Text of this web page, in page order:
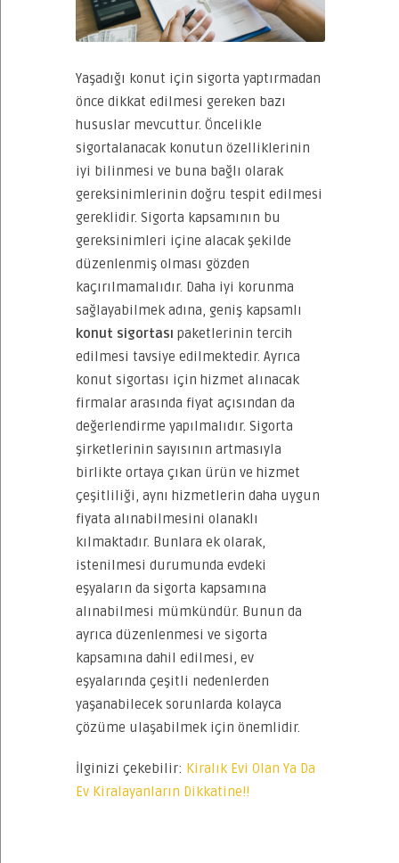
Yaşadığı konut için sigorta yaptırmadan
önce dikkat edilmesi gereken bazı
hususlar mevcuttur. Öncelikle
sigortalanacak konutun özelliklerinin
iyi bilinmesi ve buna bağlı olarak
gereksinimlerinin doğru tespit edilmesi
gereklidir. Sigorta kapsamının bu
gereksinimleri içine alacak şekilde
düzenlenmiş olması gözden
kaçırılmamalıdır. Daha iyi korunma
sağlayabilmek adına, geniş kapsamlı
konut sigortası paketlerinin tercih
edilmesi tavsiye edilmektedir. Ayrıca
konut sigortası için hizmet alınacak
firmalar arasında fiyat açısından da
değerlendirme yapılmalıdır. Sigorta
şirketlerinin sayısının artmasıyla
birlikte ortaya çıkan ürün ve hizmet
çeşitliliği, aynı hizmetlerin daha uygun
fiyata alınabilmesini olanaklı
kılmaktadır. Bunlara ek olarak,
istenilmesi durumunda evdeki
eşyaların da sigorta kapsamına
alınabilmesi mümkündür. Bunun da
ayrıca düzenlenmesi ve sigorta
kapsamına dahil edilmesi, ev
eşyalarında çeşitli nedenlerden
yaşanabilecek sorunlarda kolayca
çözüme ulaşabilmek için önemlidir.
İlginizi çekebilir: Kiralık Evi Olan Ya Da
Ev Kiralayanların Dikkatine!!